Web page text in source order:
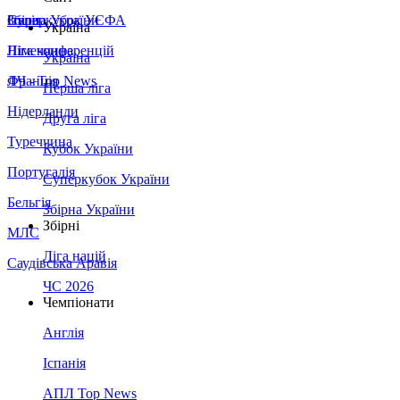
Збірна України
Італія
Німеччина
Франція
Нідерланди
Туреччина
Португалія
Бельгія
МЛС
Саудівська Аравія
Суперкубок УЄФА
Ліга конференцій
ЛЧ - Top News
Україна
Україна
Перша ліга
Друга ліга
Кубок України
Суперкубок України
Збірна України
Збірні
Ліга націй
ЧС 2026
Чемпіонати
Англія
Іспанія
АПЛ Top News